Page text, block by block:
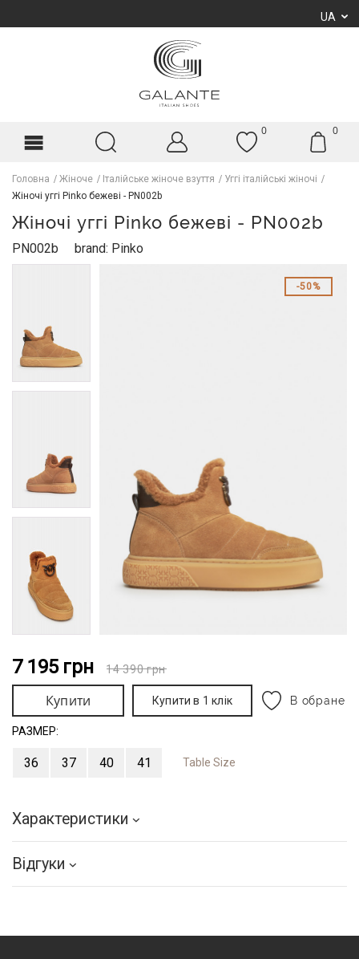
UA
0 0
Головна Жіноче Італійське жіноче взуття
Уггі італійські жіночі
Жіночі уггі Pinko бежеві - PN002b
Жіночі уггі Pinko бежеві - PN002b
PN002b brand: Pinko
50%
7 195 грн 14 390грн
Купити Купити в 1 клік В обране
РАЗМЕР:
36 37 40 41 Table Size
Характеристики
Відгуки